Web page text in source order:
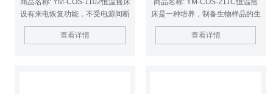
商品名称: YM-COS-1102恒温摇床
设有来电恢复功能，不受电源间断
影响，设备可自动按原设定程序恢
复运行。
查看详情
商品名称: YM-COS-211C恒温摇
床是一种培养，制备生物样品的生
化仪器，是植物、生物、微生物、
遗传病毒、医学、环保等科研、教
查看详情